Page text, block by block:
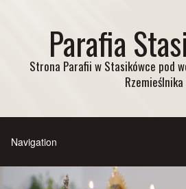
Parafia
Strona Parafii w Stasikówce pod
Rzemieślnika